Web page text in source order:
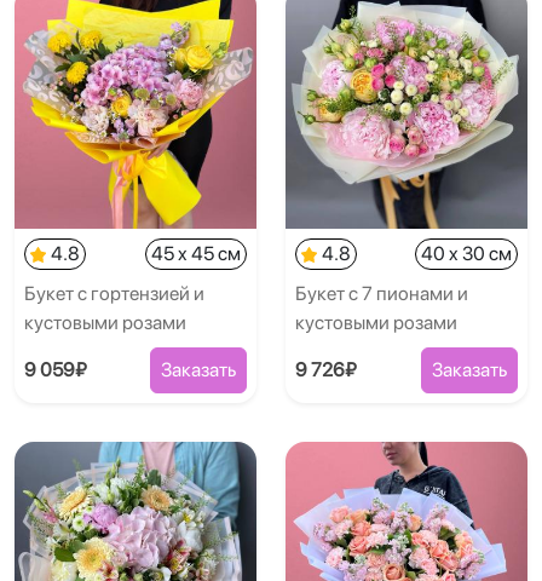
4.8
45 x 45 см
Букет с гортензией и
кустовыми розами
9 059₽ Заказать
4.8
40 x 30 см
Букет с 7 пионами и
кустовыми розами
9 726₽ Заказать